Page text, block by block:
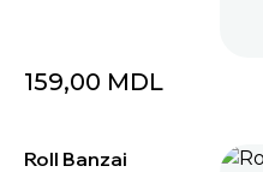
159,00 MDL
Roll Banzai